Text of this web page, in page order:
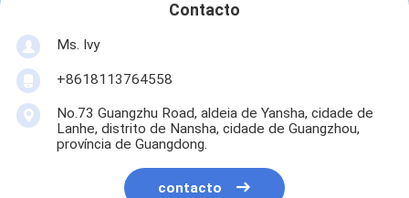
Contacto
Ms. Ivy
+8618113764558
No.73 Guangzhu Road, aldeia de Yansha, cidade de
Lanhe, distrito de Nansha, cidade de Guangzhou,
província de Guangdong.
contacto